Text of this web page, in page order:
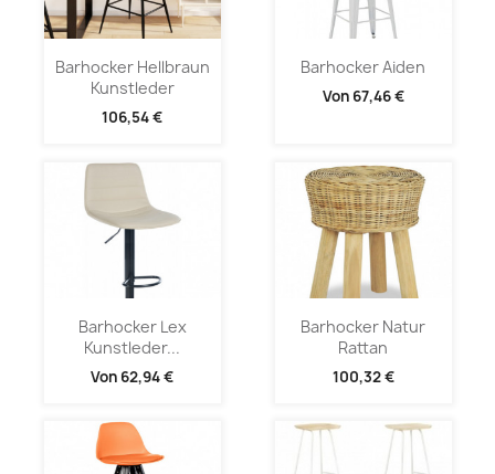
Barhocker Hellbraun
Kunstleder
106,54 €
Barhocker Aiden
Von 67,46 €
Barhocker Lex
Kunstleder...
Von 62,94 €
Barhocker Natur
Rattan
100,32 €